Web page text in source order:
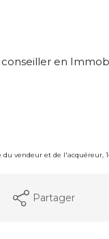
en
du vendeur et de l'acquéreur,
Partager